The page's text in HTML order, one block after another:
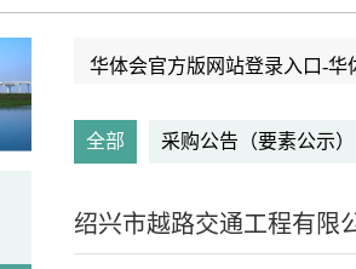
华体会官方版网站登录入口-华
全部 采购公告（要素公示）
绍兴市越路交通工程有限